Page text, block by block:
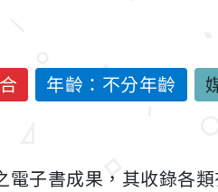
年齡：不分年齡
子書成果，其收錄各